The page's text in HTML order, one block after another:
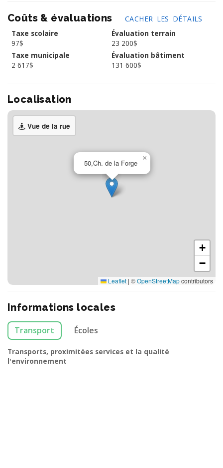
Coûts & évaluations
CACHER LES DÉTAILS
Taxe scolaire
97$
Taxe municipale
2 617$
Évaluation terrain
23 200$
Évaluation bâtiment
131 600$
Localisation
Vue de la rue
50,Ch. de la Forge
×
+
−
Leaflet | ©OpenStreetMapcontributors
Informations locales
Transport Écoles
Transports, proximitées services et la qualité
l'environnement